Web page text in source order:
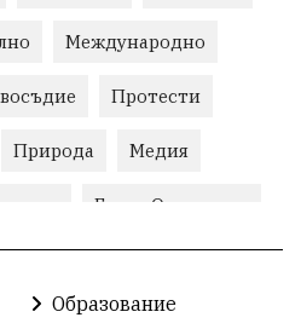
Международно
Протести
Природа Медия
Горна Оряховица
Образование